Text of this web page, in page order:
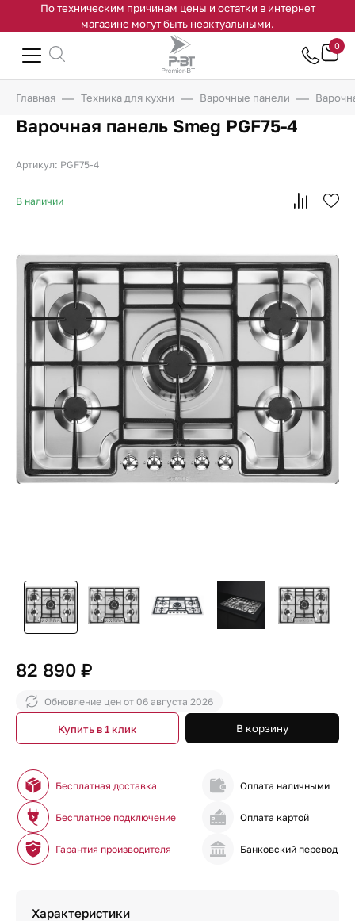
По техническим причинам цены и остатки в интернет
магазине могут быть неактуальными.
0
Главная Техника для кухни Варочные панели
Варочная панель Smeg PGF75-4
Артикул: PGF75-4
В наличии
82 890 ₽
Обновление цен от 06 августа 2026
В корзину
Купить в 1 клик
Бесплатная доставка
Бесплатное подключение
Гарантия производителя
Оплата наличными
Оплата картой
Банковский перевод
Характеристики